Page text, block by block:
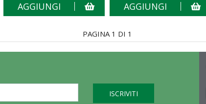
AGGIUNGI AGGIUNGI
PAGINA 1 DI 1